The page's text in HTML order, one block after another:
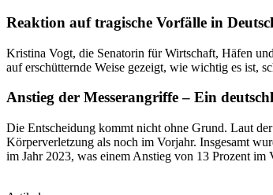
Reaktion auf tragische Vorfälle in
Kristina Vogt, die Senatorin für Wirtschaft, Häfen
auf erschütternde Weise gezeigt, wie wichtig es ist,
Anstieg der Messerangriffe – Ein
Die Entscheidung kommt nicht ohne Grund. Laut
Körperverletzung als noch im Vorjahr. Insgesamt
im Jahr 2023, was einem Anstieg von 13 Prozent im